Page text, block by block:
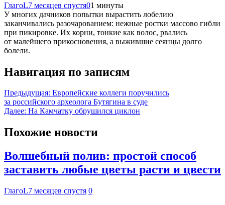
ГлагоL7 месяцев спустя01 минуты
У многих дачников попытки вырастить лобелию
заканчивались разочарованием: нежные ростки массово гибли
при пикировке. Их корни, тонкие как волос, рвались
от малейшего прикосновения, а выжившие сеянцы долго
болели.
Навигация по записям
Предыдущая: Европейские коллеги поручились
за российского археолога Бутягина в суде
Далее: На Камчатку обрушился циклон
Похожие новости
Волшебный полив: простой способ
заставить любые цветы расти и цвести
ГлагоL7 месяцев спустя 0